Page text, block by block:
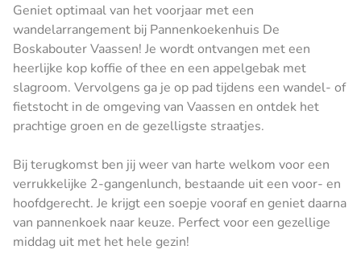
Geniet optimaal van het voorjaar met een
wandelarrangement bij Pannenkoekenhuis De
Boskabouter Vaassen! Je wordt ontvangen met een
heerlijke kop koffie of thee en een appelgebak met
slagroom. Vervolgens ga je op pad tijdens een wandel- of
fietstocht in de omgeving van Vaassen en ontdek het
prachtige groen en de gezelligste straatjes.
Bij terugkomst ben jij weer van harte welkom voor een
verrukkelijke 2-gangenlunch, bestaande uit een voor- en
hoofdgerecht. Je krijgt een soepje vooraf en geniet daarna
van pannenkoek naar keuze. Perfect voor een gezellige
middag uit met het hele gezin!